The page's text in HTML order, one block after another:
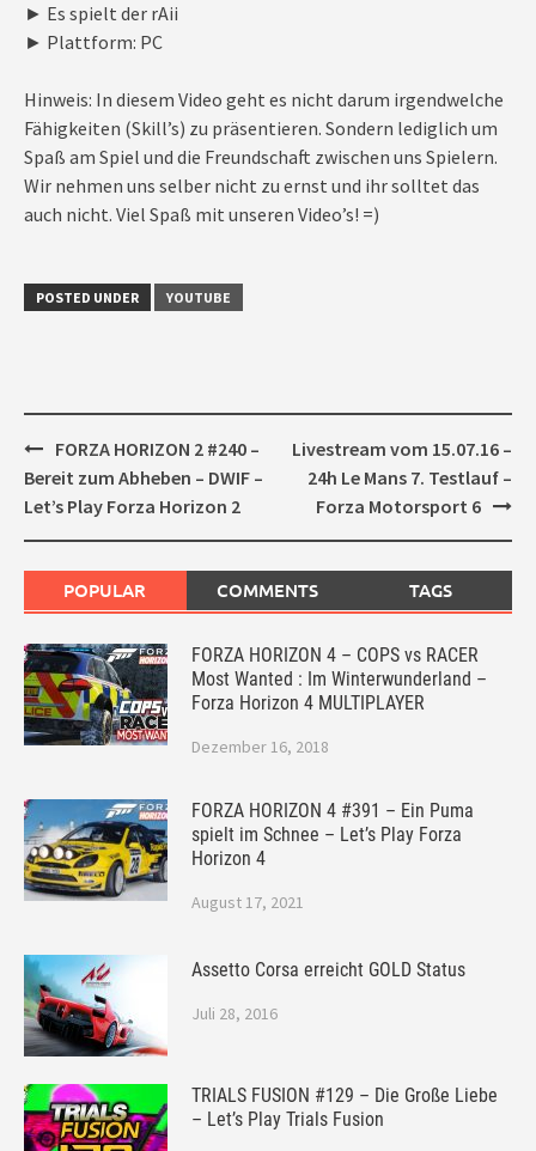
► Es spielt der rAii
► Plattform: PC
Hinweis: In diesem Video geht es nicht darum irgendwelche
Fähigkeiten (Skill’s) zu präsentieren. Sondern lediglich um
Spaß am Spiel und die Freundschaft zwischen uns Spielern.
Wir nehmen uns selber nicht zu ernst und ihr solltet das
auch nicht. Viel Spaß mit unseren Video’s! =)
POSTED UNDER YOUTUBE
Post
navigation
FORZA HORIZON 2 #240 –
Bereit zum Abheben – DWIF –
Let’s Play Forza Horizon 2
Livestream vom 15.07.16 –
24h Le Mans 7. Testlauf –
Forza Motorsport 6
POPULAR COMMENTS TAGS
FORZA HORIZON 4 – COPS vs RACER
Most Wanted : Im Winterwunderland –
Forza Horizon 4 MULTIPLAYER
Dezember 16, 2018
FORZA HORIZON 4 #391 – Ein Puma
spielt im Schnee – Let’s Play Forza
Horizon 4
August 17, 2021
Assetto Corsa erreicht GOLD Status
Juli 28, 2016
TRIALS FUSION #129 – Die Große Liebe
– Let’s Play Trials Fusion